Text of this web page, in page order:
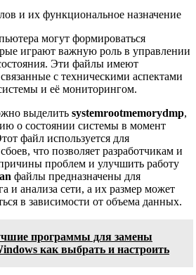
могут формироваться
играют важную роль в управлении
Эти файлы имеют
с техническими аспектами
и её мониторингом.
выделить systemrootmemorydmp,
о состоянии системы в момент
файл используется для
что позволяет разработчикам и
проблем и улучшить работу
файлы предназначены для
и анализа сети, а их размер может
в зависимости от объема данных.
программы для замены
как выбрать и настроить